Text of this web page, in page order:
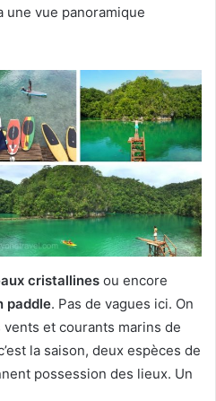
une vue panoramique
cristallines ou encore
paddle. Pas de vagues ici. On
et courants marins de
la saison, deux espèces de
possession des lieux. Un